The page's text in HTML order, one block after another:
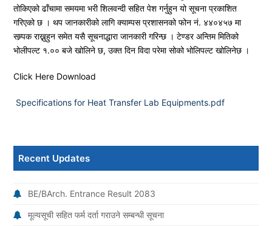
तोकिएको ढाँचामा समयमा भरी शिलवन्दी सहित पेश गर्नुहुन यो सूचना प्रकाशित
गरिएको छ । थप जानकारीको लागि क्याम्पस प्रशासनको फोन नं. ४४०४५७ मा
सम्र्पक राख्नुहुन समेत यसै सूचनाद्धारा जानकारी गरिन्छ । टेण्डर अन्तिम मितिको
भोलीपल्ट १.०० बजे खोलिने छ, उक्त दिन विदा परेमा सोको भोलिपल्ट खोलिनेछ ।
Click Here Download
Specifications for Heat Transfer Lab Equipments.pdf
Recent Updates
BE/BArch. Entrance Result 2083
मूल्यसूची सहित फर्म दर्ता गराउने सम्बन्धी सूचना